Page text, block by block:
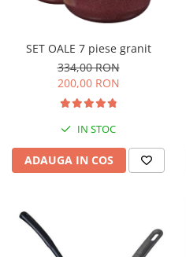
SET OALE 7 piese granit
334,00 RON
200,00 RON
IN STOC
ADAUGA IN COS